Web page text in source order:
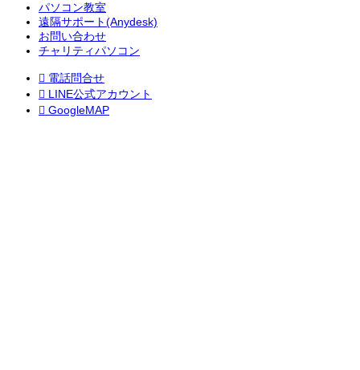
パソコン教室
遠隔サポート(Anydesk)
お問い合わせ
チャリティパソコン
 電話問合せ
 LINE公式アカウント
 GoogleMAP